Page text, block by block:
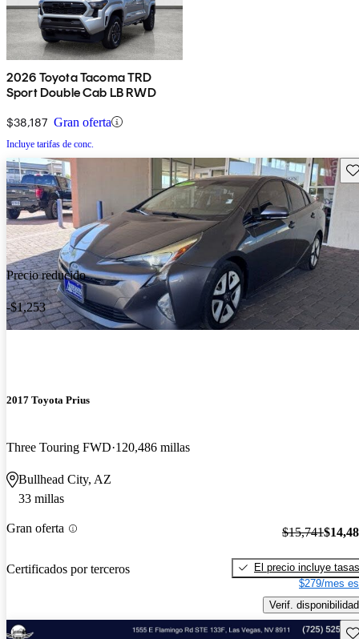
2026 Toyota Tacoma TRD
Sport Double Cab LB RWD
$38,187 Gran oferta
Incluye tarifas de conc.
Precio reducido
-$1,253
2017 Toyota Prius
Three Touring FWD 120,486 millas
Bullhead City, AZ
33 millas
Gran oferta
Certificados por terceros
$15,741
El precio incluye tasas
$279/mes
Verif. disponibilidad